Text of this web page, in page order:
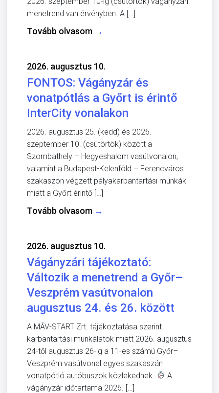
menetrend van érvényben. A […]
Tovább olvasom →
2026. augusztus 10.
FONTOS: Vágányzár és
vonatpótlás a Győrt is érintő
InterCity vonalakon
2026. augusztus 25. (kedd) és 2026.
szeptember 10. (csütörtök) között a
Szombathely – Hegyeshalom vasútvonalon,
valamint a Budapest-Kelenföld – Ferencváros
szakaszon végzett pályakarbantartási munkák
miatt a Győrt érintő […]
Tovább olvasom →
2026. augusztus 10.
Vágányzári tájékoztató:
Változik a menetrend a Győr–
Veszprém vasútvonalon
augusztus 24. és 26. között
A MÁV-START Zrt. tájékoztatása szerint
karbantartási munkálatok miatt 2026. augusztus
24-től augusztus 26-ig a 11-es számú Győr–
Veszprém vasútvonal egyes szakaszán
vonatpótló autóbuszok közlekednek.
A
vágányzár időtartama 2026. […]